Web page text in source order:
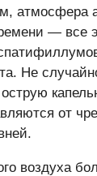
атмосфера
— все
Не
от
воздуха